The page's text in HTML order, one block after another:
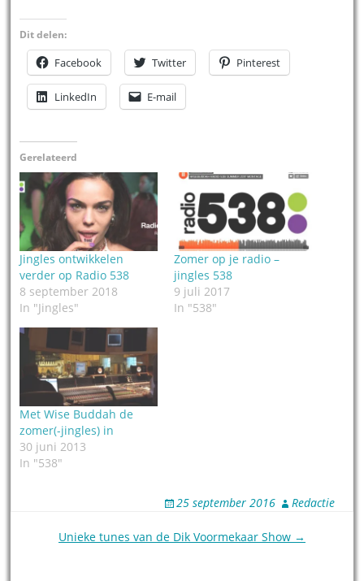
Dit delen:
Facebook Twitter Pinterest
LinkedIn E-mail
Gerelateerd
Jingles ontwikkelen
verder op Radio 538
8 september 2018
In "Jingles"
Zomer op je radio –
jingles 538
9 juli 2017
In "538"
Met Wise Buddah de
zomer(-jingles) in
30 juni 2013
In "538"
25 september 2016 Redactie
Unieke tunes van de Dik Voormekaar Show →